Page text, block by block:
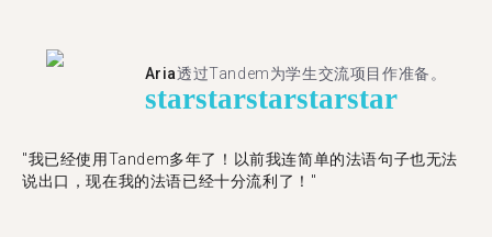
Aria透过Tandem为学生交流项目作准备。
starstarstarstarstar
"​​我已经使用Tandem多年了！以前我连简单的法语句子也无法
说出口，现在我的法语已经十分流利了！"